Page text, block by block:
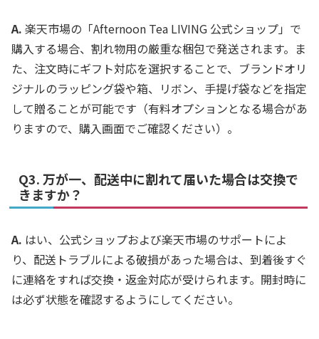
A. 楽天市場の「Afternoon Tea LIVING 公式ショップ」で
購入する場合、割れ物用の厳重な梱包で発送されます。ま
た、注文時にギフト対応を選択することで、ブランドオリ
ジナルのラッピング袋や箱、リボン、手提げ袋などを指定
して贈ることが可能です（有料オプションとなる場合があ
りますので、購入画面でご確認ください）。
Q3. 万が一、配送中に割れて届いた場合は交換で
きますか？
A. はい、公式ショップおよび楽天市場のサポートによ
り、配送トラブルによる破損があった場合は、到着後すぐ
に連絡をすれば交換・返金対応が受けられます。開封時に
は必ず状態を確認するようにしてください。